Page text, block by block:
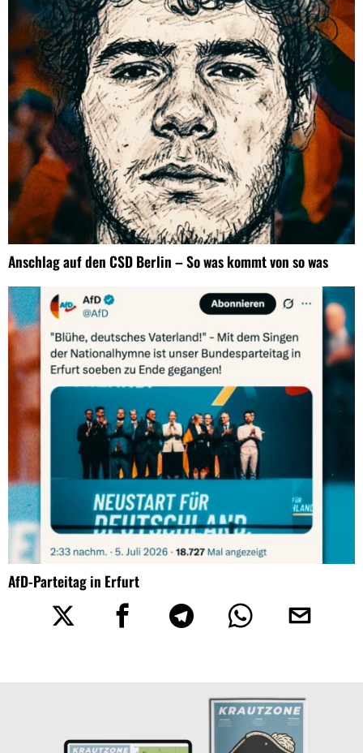
Anschlag auf den CSD Berlin – So was kommt von so was
AfD-Parteitag in Erfurt